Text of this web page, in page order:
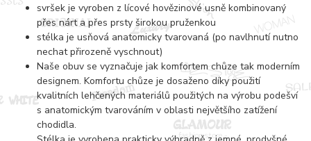
svršek je vyroben z lícové hovězinové usně kombinovaný
přes nárt a přes prsty širokou pruženkou
stélka je usňová anatomicky tvarovaná (po navlhnutí nutno
nechat přirozeně vyschnout)
Naše obuv se vyznačuje jak komfortem chůze tak moderním
designem. Komfortu chůze je dosaženo díky použití
kvalitních lehčených materiálů použitých na výrobu podešví
s anatomickým tvarováním v oblasti největšího zatížení
chodidla.